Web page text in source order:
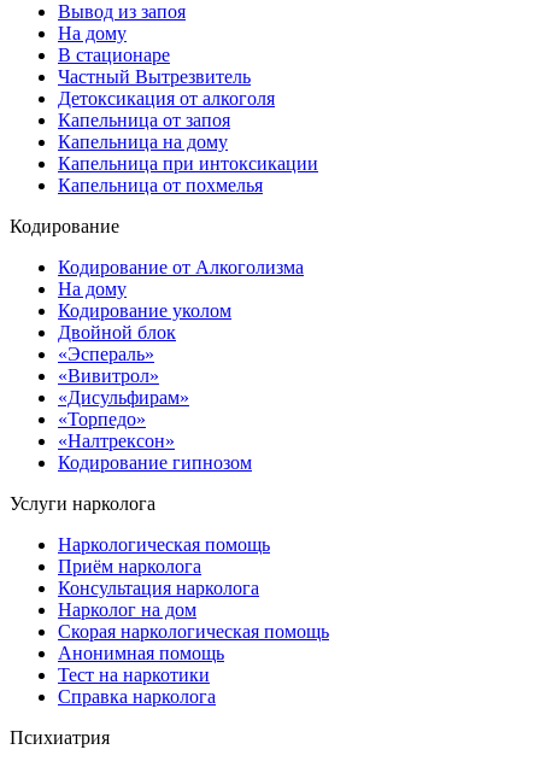
Вывод из запоя
На дому
В стационаре
Частный Вытрезвитель
Детоксикация от алкоголя
Капельница от запоя
Капельница на дому
Капельница при интоксикации
Капельница от похмелья
Кодирование
Кодирование от Алкоголизма
На дому
Кодирование уколом
Двойной блок
«Эспераль»
«Вивитрол»
«Дисульфирам»
«Торпедо»
«Налтрексон»
Кодирование гипнозом
Услуги нарколога
Наркологическая помощь
Приём нарколога
Консультация нарколога
Нарколог на дом
Скорая наркологическая помощь
Анонимная помощь
Тест на наркотики
Справка нарколога
Психиатрия